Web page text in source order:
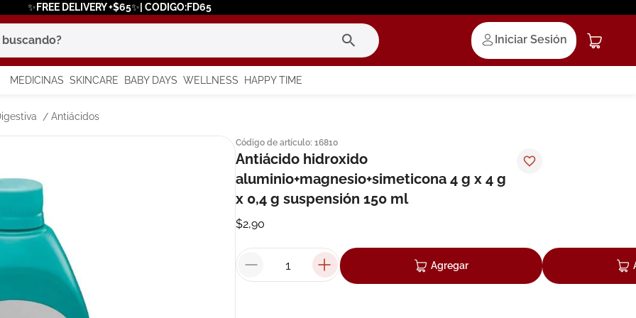
✨FREE DELIVERY +$65✨| CODIGO:FD65
Iniciar Sesión
MEDICINAS SKINCARE BABY DAYS WELLNESS HAPPY TIME
Antiácidos
Código de artículo: 16810
Antiácido hidroxido
aluminio+magnesio+simeticona 4 g x 4 g
x 0,4 g suspensión 150 ml
$2,90
Agregar
más buscados